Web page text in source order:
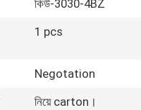
কিউ-3030-4BZ
1 pcs
Negotation
নিয়ে carton।